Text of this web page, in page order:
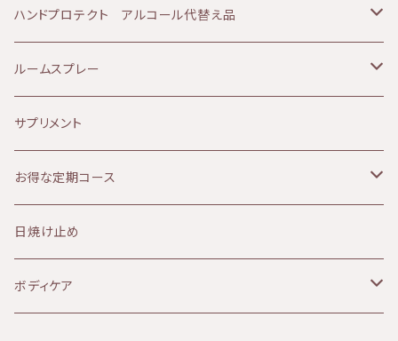
sisiFILLE （シシフィーユ）
Aroma France（アロマフランス）
HEMP FOREST（ヘンプフォレスト）
le sens (ルサンス）
NATURALCOSMO(ナチュラルコスモ）
HERBIVORE(ハービボア）
日焼け肌
美白、シミ
しわ、ハリ、たるみ
痒み
デトックス
毛穴、ザラつき
ベビーアイテム
エッセンシャルオイル
ファンデーション
ヘアケア
ヘルスケア
パック
美容液
乳液
アイクリーム
パック
フラワーウォーター
フェイスパウダー
90分コース
60分コース
90分コース
ボディ＆フェイシャルコース
ハンドプロテクト アルコール代替え品
テルメ・アクア 1リットル
テルメ・アクア 80ミリ
テルメ・アクア ハンドケアジェル
ルームスプレー
マスクスプレー
サプリメント
お得な定期コース
KIRI
6ヶ月コース
日焼け止め
ボディケア